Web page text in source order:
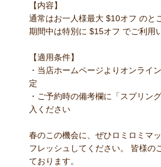
【内容】
通常はお一人様最大 $10オフ のと
期間中は特別に $15オフ でご利用
【適用条件】
・当店ホームページよりオンライ
定
・ご予約時の備考欄に「スプリン
入ください
春のこの機会に、ぜひロミロミマ
フレッシュしてください。 皆様の
ております。